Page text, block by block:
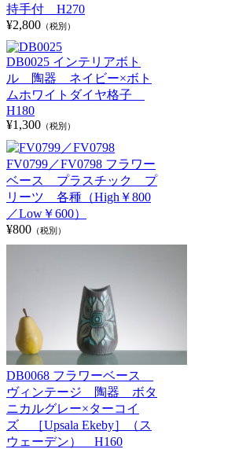
持手付 H270
¥2,800 （税別）
DB0025 インテリアボト
ル 陶器 ネイビー×ボト
ムホワイトダイヤ格子
H180
¥1,300 （税別）
FV0799／FV0798 フラワー
ベース プラスチック プ
リーツ 各種（High￥800
／Low￥600）
¥800 （税別）
DB0068 フラワーベース
ヴィンテージ 陶器 ボタ
ニカルグレー×ターコイ
ズ ［Upsala Ekeby］（ス
ウェーデン） H160